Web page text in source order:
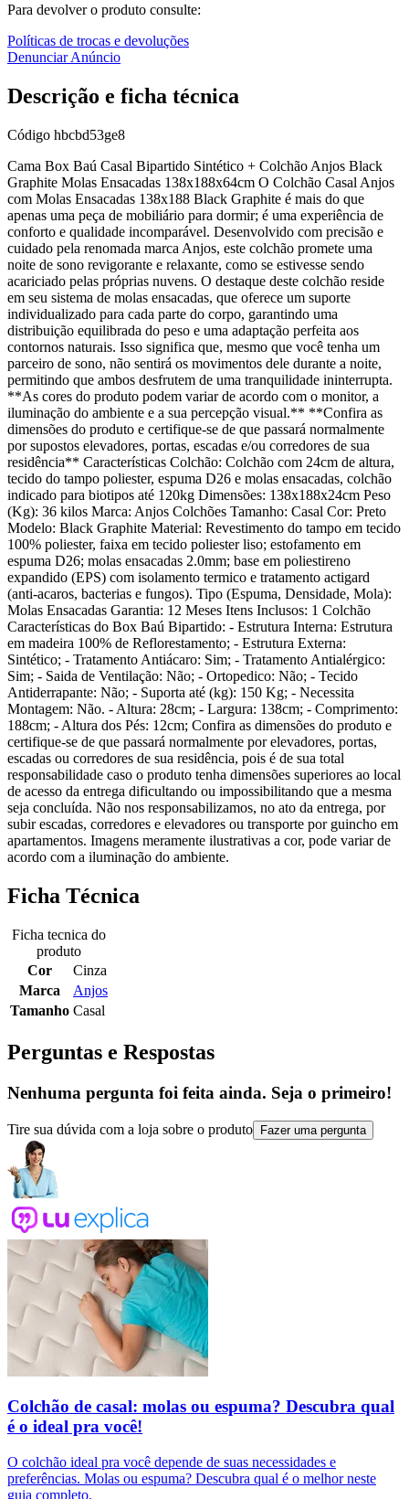
Para devolver o produto consulte:
Políticas de trocas e devoluções
Denunciar Anúncio
Descrição e ficha técnica
Código hbcbd53ge8
Cama Box Baú Casal Bipartido Sintético + Colchão Anjos Black
Graphite Molas Ensacadas 138x188x64cm O Colchão Casal Anjos
com Molas Ensacadas 138x188 Black Graphite é mais do que
apenas uma peça de mobiliário para dormir; é uma experiência de
conforto e qualidade incomparável. Desenvolvido com precisão e
cuidado pela renomada marca Anjos, este colchão promete uma
noite de sono revigorante e relaxante, como se estivesse sendo
acariciado pelas próprias nuvens. O destaque deste colchão reside
em seu sistema de molas ensacadas, que oferece um suporte
individualizado para cada parte do corpo, garantindo uma
distribuição equilibrada do peso e uma adaptação perfeita aos
contornos naturais. Isso significa que, mesmo que você tenha um
parceiro de sono, não sentirá os movimentos dele durante a noite,
permitindo que ambos desfrutem de uma tranquilidade ininterrupta.
**As cores do produto podem variar de acordo com o monitor, a
iluminação do ambiente e a sua percepção visual.** **Confira as
dimensões do produto e certifique-se de que passará normalmente
por supostos elevadores, portas, escadas e/ou corredores de sua
residência** Características Colchão: Colchão com 24cm de altura,
tecido do tampo poliester, espuma D26 e molas ensacadas, colchão
indicado para biotipos até 120kg Dimensões: 138x188x24cm Peso
(Kg): 36 kilos Marca: Anjos Colchões Tamanho: Casal Cor: Preto
Modelo: Black Graphite Material: Revestimento do tampo em tecido
100% poliester, faixa em tecido poliester liso; estofamento em
espuma D26; molas ensacadas 2.0mm; base em poliestireno
expandido (EPS) com isolamento termico e tratamento actigard
(anti-acaros, bacterias e fungos). Tipo (Espuma, Densidade, Mola):
Molas Ensacadas Garantia: 12 Meses Itens Inclusos: 1 Colchão
Características do Box Baú Bipartido: - Estrutura Interna: Estrutura
em madeira 100% de Reflorestamento; - Estrutura Externa:
Sintético; - Tratamento Antiácaro: Sim; - Tratamento Antialérgico:
Sim; - Saida de Ventilação: Não; - Ortopedico: Não; - Tecido
Antiderrapante: Não; - Suporta até (kg): 150 Kg; - Necessita
Montagem: Não. - Altura: 28cm; - Largura: 138cm; - Comprimento:
188cm; - Altura dos Pés: 12cm; Confira as dimensões do produto e
certifique-se de que passará normalmente por elevadores, portas,
escadas ou corredores de sua residência, pois é de sua total
responsabilidade caso o produto tenha dimensões superiores ao local
de acesso da entrega dificultando ou impossibilitando que a mesma
seja concluída. Não nos responsabilizamos, no ato da entrega, por
subir escadas, corredores e elevadores ou transporte por guincho em
apartamentos. Imagens meramente ilustrativas a cor, pode variar de
acordo com a iluminação do ambiente.
Ficha Técnica
Ficha tecnica do
produto
Cor
Cinza
Marca
Anjos
Tamanho Casal
Perguntas e Respostas
Nenhuma pergunta foi feita ainda. Seja o primeiro!
Tire sua dúvida com a loja sobre o produto Fazer uma pergunta
Colchão de casal: molas ou espuma? Descubra qual
é o ideal pra você!
O colchão ideal pra você depende de suas necessidades e
preferências. Molas ou espuma? Descubra qual é o melhor neste
guia completo.